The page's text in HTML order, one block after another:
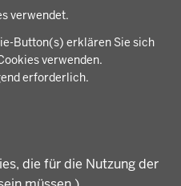
verwendet.
Button(s) erklären Sie sich
verwenden.
erforderlich.
die für die Nutzung der